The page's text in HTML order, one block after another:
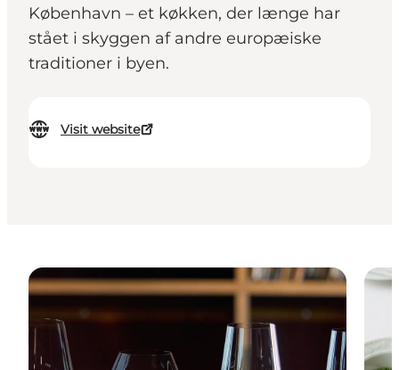
København – et køkken, der længe har
stået i skyggen af andre europæiske
traditioner i byen.
Visit website